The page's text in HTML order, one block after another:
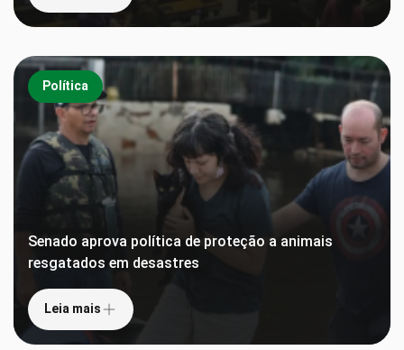
Política
Senado aprova política de proteção a animais
resgatados em desastres
Leia mais